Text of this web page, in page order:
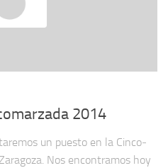
2014
un puesto en la Cin­co­
Nos encon­tra­mos hoy